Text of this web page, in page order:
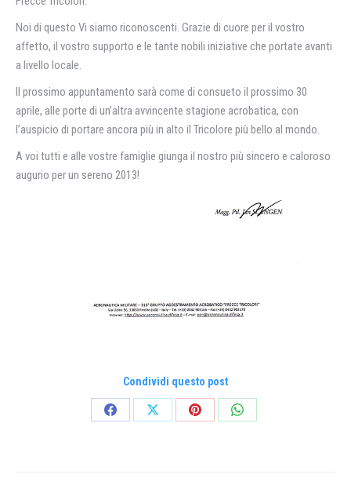
Noi di questo Vi siamo riconoscenti. Grazie di cuore per il vostro
affetto, il vostro supporto e le tante nobili iniziative che portate avanti
a livello locale.
Il prossimo appuntamento sarà come di consueto il prossimo 30
aprile, alle porte di un’altra avvincente stagione acrobatica, con
l’auspicio di portare ancora più in alto il Tricolore più bello al mondo.
A voi tutti e alle vostre famiglie giunga il nostro più sincero e caloroso
augurio per un sereno 2013!
Condividi questo post
CondividiCondividiCondividiCondividi